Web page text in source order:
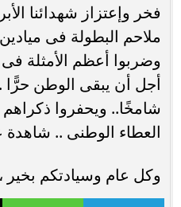
فخر وإعتزاز شهدائنا
ملاحم البطولة فى
وضربوا أعظم الأمثلة
أجل أن يبقى الوطن حرًّا
شامخًا.. ويحفروا
العطاء الوطنى ..
وكل عام وسيادتكم بخير